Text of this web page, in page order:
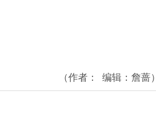
（作者： 编辑： 詹蔷）